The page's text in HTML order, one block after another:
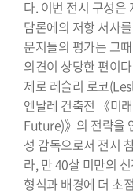
다. 이번 전시 구성은
담론에의 저항 서사
문지들의 평가는 그
의견이 상당한 편이
제로 레슬리 로코
엔날레 건축전 《미
Future)》의 전략을
성 감독으로서 전시
라, 만 40살 미만의
형식과 배경에 더 초